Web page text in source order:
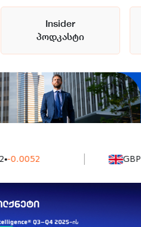
Insider
პოდკასტი
GBP 3.5216